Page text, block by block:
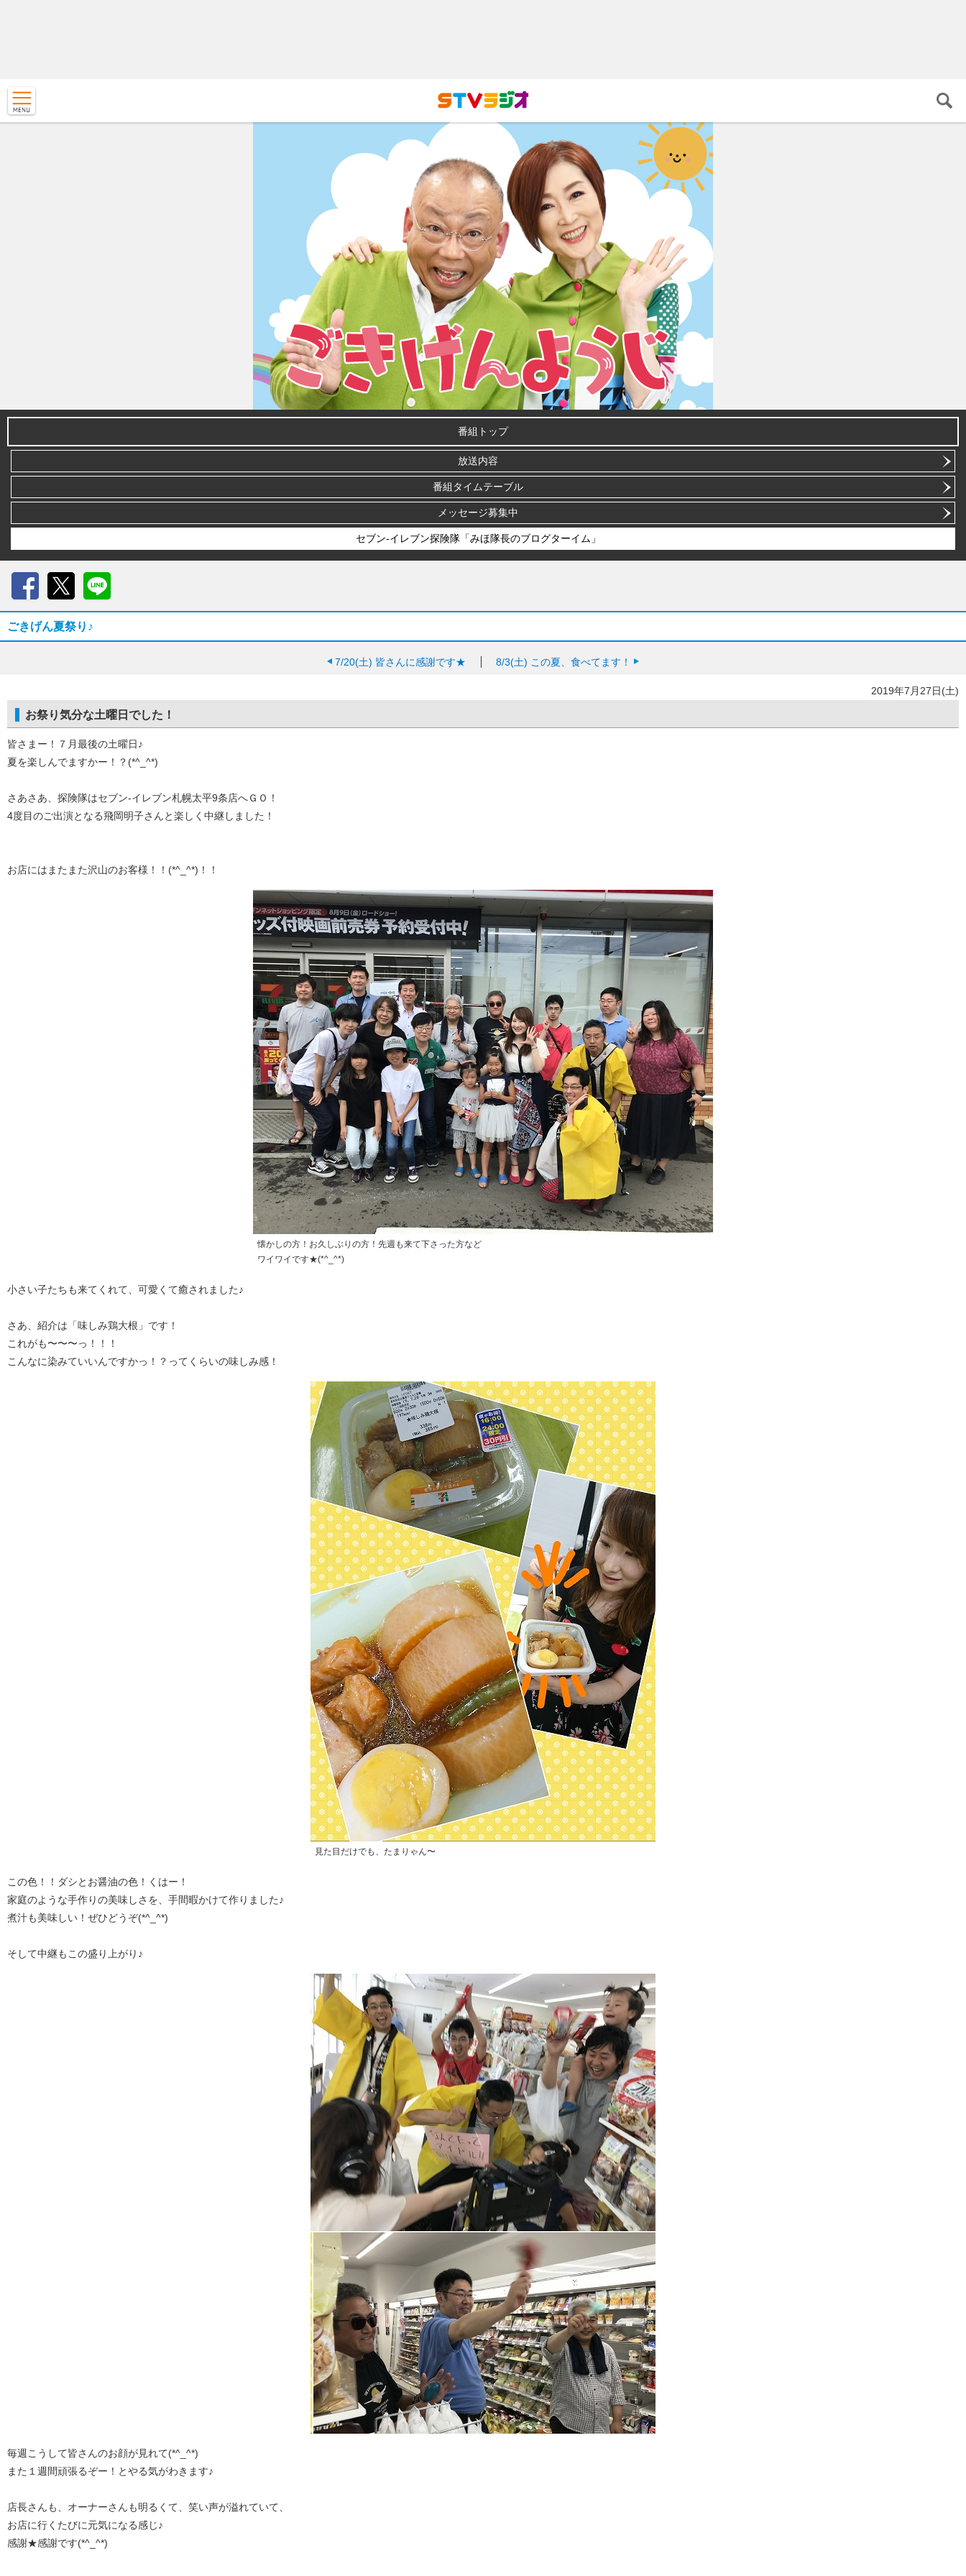
番組トップ
放送内容
番組タイムテーブル
メッセージ募集中
セブン-イレブン探険隊「みほ隊長のブログターイム」
ごきげん夏祭り♪
7/20(土) 皆さんに感謝です★ 8/3(土) この夏、食べてます！
2019年7月27日(土)
お祭り気分な土曜日でした！
皆さまー！７月最後の土曜日♪
夏を楽しんでますかー！？(*^_^*)
さあさあ、探険隊はセブン-イレブン札幌太平9条店へＧＯ！
4度目のご出演となる飛岡明子さんと楽しく中継しました！
お店にはまたまた沢山のお客様！！(*^_^*)！！
懐かしの方！お久しぶりの方！先週も来て下さった方など
ワイワイです★(*^_^*)
小さい子たちも来てくれて、可愛くて癒されました♪
さあ、紹介は「味しみ鶏大根」です！
これがも〜〜〜っ！！！
こんなに染みていいんですかっ！？ってくらいの味しみ感！
見た目だけでも、たまりゃん〜
この色！！ダシとお醤油の色！くはー！
家庭のような手作りの美味しさを、手間暇かけて作りました♪
煮汁も美味しい！ぜひどうぞ(*^_^*)
そして中継もこの盛り上がり♪
毎週こうして皆さんのお顔が見れて(*^_^*)
また１週間頑張るぞー！とやる気がわきます♪
店長さんも、オーナーさんも明るくて、笑い声が溢れていて、
お店に行くたびに元気になる感じ♪
感謝★感謝です(*^_^*)